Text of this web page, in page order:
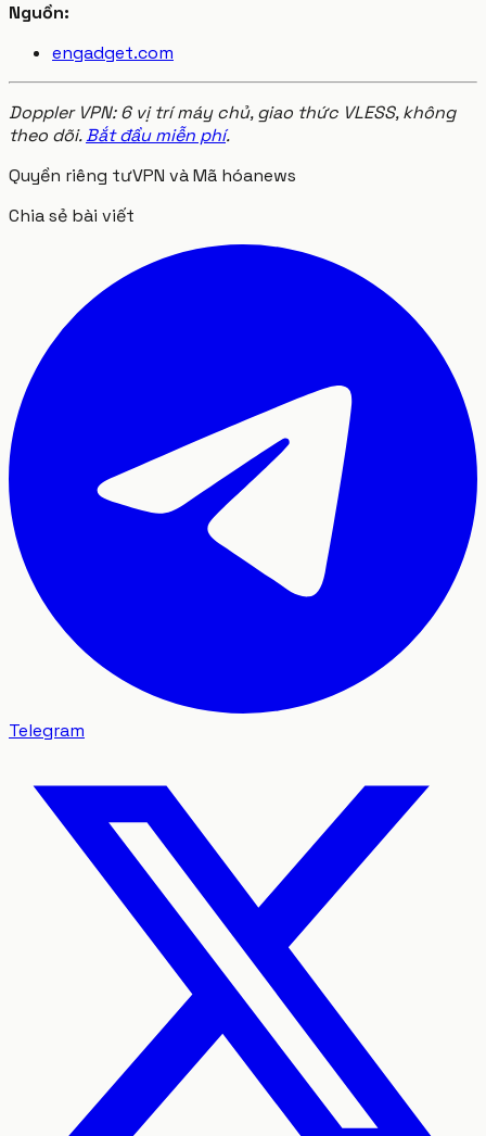
Nguồn:
engadget.com
Doppler VPN: 6 vị trí máy chủ, giao thức VLESS, không
theo dõi.Bắt đầu miễn phí.
Quyền riêng tưVPN và Mã hóanews
Chia sẻ bài viết
Telegram